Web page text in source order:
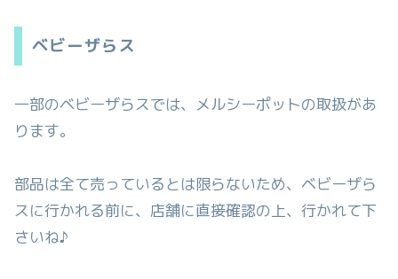
ベビーザらス
一部のベビーザらスでは、メルシーポットの取扱があ
ります。
部品は全て売っているとは限らないため、ベビーザら
スに行かれる前に、店舗に直接確認の上、行かれて下
さいね♪